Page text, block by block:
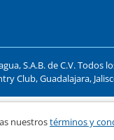
S.A.B. de C.V. Todos
Club, Guadalajara,
nuestrostérminos y